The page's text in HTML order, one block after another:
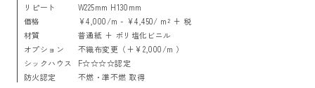
リピート
W225mm H130mm
価格
¥4,000/m - ¥4,450/ m² + 税
材質
普通紙 + ポリ塩化ビニル
オプション
不織布変更（+¥2,000/m ）
シックハウス
F☆☆☆☆認定
防火認定
不燃・準不燃 取得